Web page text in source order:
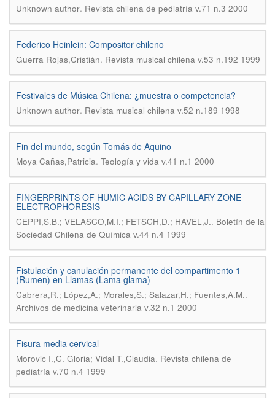
Unknown author. Revista chilena de pediatría v.71 n.3 2000
Federico Heinlein: Compositor chileno
Guerra Rojas,Cristián. Revista musical chilena v.53 n.192 1999
Festivales de Música Chilena: ¿muestra o competencia?
Unknown author. Revista musical chilena v.52 n.189 1998
Fin del mundo, según Tomás de Aquino
Moya Cañas,Patricia. Teología y vida v.41 n.1 2000
FINGERPRINTS OF HUMIC ACIDS BY CAPILLARY ZONE
ELECTROPHORESIS
CEPPI,S.B.; VELASCO,M.I.; FETSCH,D.; HAVEL,J.. Boletín de la
Sociedad Chilena de Química v.44 n.4 1999
Fistulación y canulación permanente del compartimento 1
(Rumen) en Llamas (Lama glama)
Cabrera,R.; López,A.; Morales,S.; Salazar,H.; Fuentes,A.M..
Archivos de medicina veterinaria v.32 n.1 2000
Fisura media cervical
Morovic I.,C. Gloria; Vidal T.,Claudia. Revista chilena de
pediatría v.70 n.4 1999